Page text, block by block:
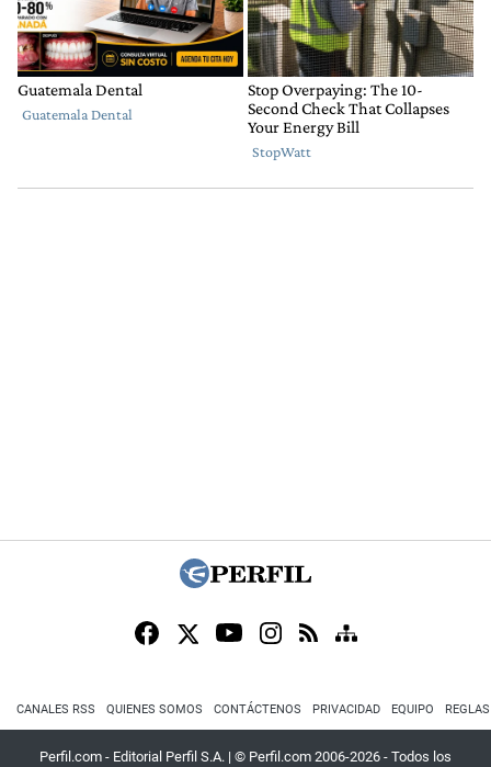
CANALES RSS QUIENES SOMOS CONTÁCTENOS PRIVACIDAD EQUIPO
Perfil.com - Editorial Perfil S.A. | © Perfil.com 2006-2026 - Todos los